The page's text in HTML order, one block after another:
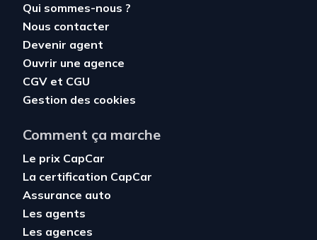
Qui sommes-nous ?
Nous contacter
Devenir agent
Ouvrir une agence
CGV et CGU
Gestion des cookies
Comment ça marche
Le prix CapCar
La certification CapCar
Assurance auto
Les agents
Les agences